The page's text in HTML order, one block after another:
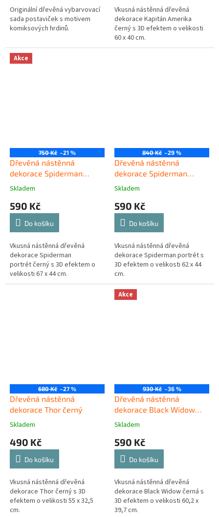
Originální dřevěná vybarvovací
sada postaviček s motivem
komiksových hrdinů.
Vkusná nástěnná dřevěná
dekorace Kapitán Amerika
černý s 3D efektem o velikosti
60 x 40 cm.
Akce
750 Kč –21 %
Dřevěná nástěnná
dekorace Spiderman
portrét černý
Skladem
590 Kč
Do košíku
Vkusná nástěnná dřevěná
dekorace Spiderman
portrét černý s 3D efektem o
velikosti 67 x 44 cm.
840 Kč –29 %
Dřevěná nástěnná
dekorace Spiderman
portrét
Skladem
590 Kč
Do košíku
Vkusná nástěnná dřevěná
dekorace Spiderman portrét s
3D efektem o velikosti 62 x 44
cm.
680 Kč –27 %
Dřevěná nástěnná
dekorace Thor černý
Skladem
490 Kč
Do košíku
Vkusná nástěnná dřevěná
dekorace Thor černý s 3D
efektem o velikosti 55 x 32,5
cm.
Akce
930 Kč –36 %
Dřevěná nástěnná
dekorace Black Widow
černá
Skladem
590 Kč
Do košíku
Vkusná nástěnná dřevěná
dekorace Black Widow černá s
3D efektem o velikosti 60,2 x
39,7 cm.